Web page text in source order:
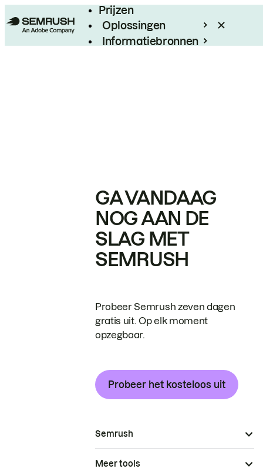
Prijzen
Oplossingen
Informatiebronnen
GA VANDAAG
NOG AAN DE
SLAG MET
SEMRUSH
Probeer Semrush zeven dagen
gratis uit. Op elk moment
opzegbaar.
Probeer het kosteloos uit
Semrush
Meer tools